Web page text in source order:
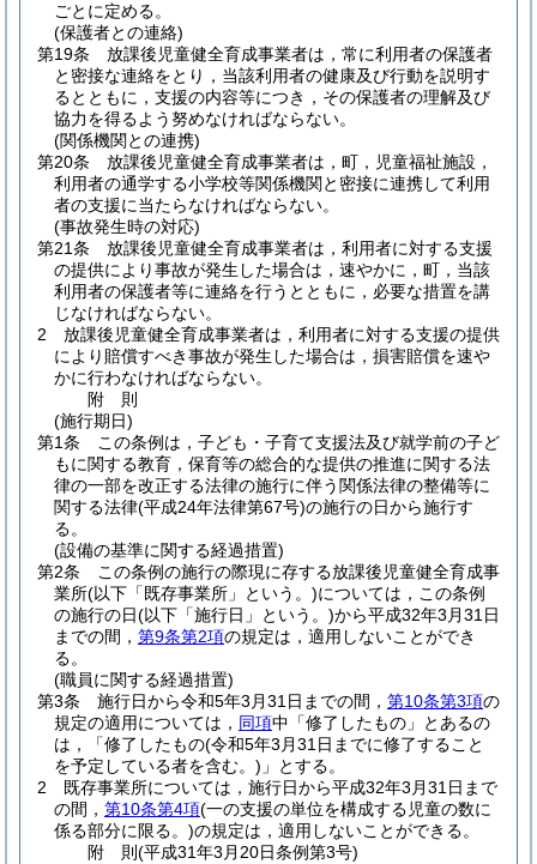
ごとに定める。
(保護者との連絡)
第19条
放課後児童健全育成事業者は，常に利用者の保護者
と密接な連絡をとり，当該利用者の健康及び行動を説明す
るとともに，支援の内容等につき，その保護者の理解及び
協力を得るよう努めなければならない。
(関係機関との連携)
第20条
放課後児童健全育成事業者は，町，児童福祉施設，
利用者の通学する小学校等関係機関と密接に連携して利用
者の支援に当たらなければならない。
(事故発生時の対応)
第21条
放課後児童健全育成事業者は，利用者に対する支援
の提供により事故が発生した場合は，速やかに，町，当該
利用者の保護者等に連絡を行うとともに，必要な措置を講
じなければならない。
2
放課後児童健全育成事業者は，利用者に対する支援の提供
により賠償すべき事故が発生した場合は，損害賠償を速や
かに行わなければならない。
附 則
(施行期日)
第1条
この条例は，子ども・子育て支援法及び就学前の子ど
もに関する教育，保育等の総合的な提供の推進に関する法
律の一部を改正する法律の施行に伴う関係法律の整備等に
関する法律(平成24年法律第67号)の施行の日から施行す
る。
(設備の基準に関する経過措置)
第2条
この条例の施行の際現に存する放課後児童健全育成事
業所(以下「既存事業所」という。)については，この条例
の施行の日(以下「施行日」という。)から平成32年3月31日
までの間， 第9条第2項の規定は，適用しないことができ
る。
(職員に関する経過措置)
第3条
施行日から令和5年3月31日までの間， 第10条第3項の
規定の適用については， 同項中「修了したもの」とあるの
は，「修了したもの(令和5年3月31日までに修了すること
を予定している者を含む。) 」とする。
2
既存事業所については，施行日から平成32年3月31日まで
の間， 第10条第4項(一の支援の単位を構成する児童の数に
係る部分に限る。)の規定は，適用しないことができる。
附 則(平成31年3月20日条例第3号)